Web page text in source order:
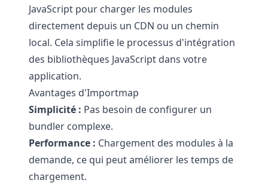
JavaScript pour charger les modules
directement depuis un CDN ou un chemin
local. Cela simplifie le processus d'intégration
des bibliothèques JavaScript dans votre
application.
Avantages d'Importmap
Simplicité : Pas besoin de configurer un
bundler complexe.
Performance : Chargement des modules à la
demande, ce qui peut améliorer les temps de
chargement.